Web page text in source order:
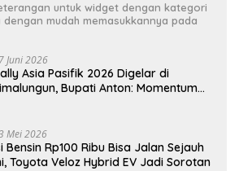
untuk widget dengan kategori
mudah memasukkannya pada
Juni 2026
Asia Pasifik 2026 Digelar di
Bupati Anton: Momentum
Mei 2026
Bensin Rp100 Ribu Bisa Jalan Sejauh
Toyota Veloz Hybrid EV Jadi Sorotan